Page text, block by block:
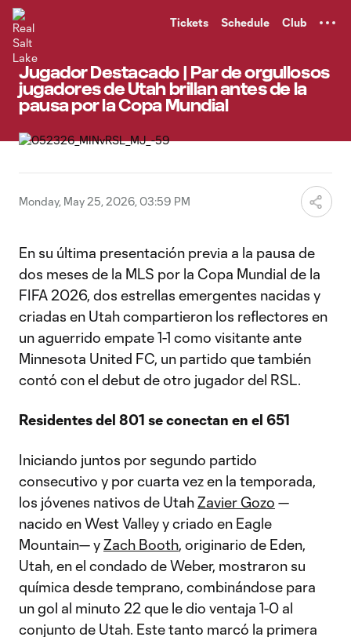
Tickets Schedule Club
Jugador Destacado | Par de orgullosos
jugadores de Utah brillan antes de la
pausa por la Copa Mundial
Monday, May 25, 2026, 03:59 PM
En su última presentación previa a la pausa de
dos meses de la MLS por la Copa Mundial de la
FIFA 2026, dos estrellas emergentes nacidas y
criadas en Utah compartieron los reflectores en
un aguerrido empate 1-1 como visitante ante
Minnesota United FC, un partido que también
contó con el debut de otro jugador del RSL.
Residentes del 801 se conectan en el 651
Iniciando juntos por segundo partido
consecutivo y por cuarta vez en la temporada,
los jóvenes nativos de UtahZavier Gozo —
nacido en West Valley y criado en Eagle
Mountain— yZach Booth, originario de Eden,
Utah, en el condado de Weber, mostraron su
química desde temprano, combinándose para
un gol al minuto 22 que le dio ventaja 1-0 al
conjunto de Utah. Este tanto marcó la primera